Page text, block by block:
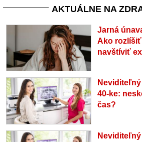
AKTUÁLNE NA
Jarná
Ako rozlíšiť
navštíviť
40-ke:
čas?